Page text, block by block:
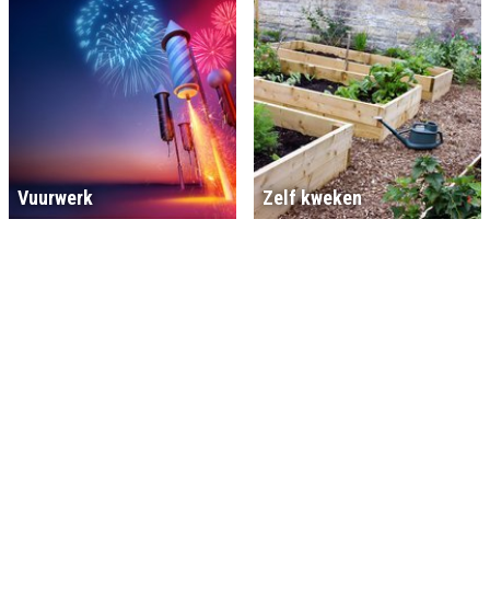
Vuurwerk Zelf kweken